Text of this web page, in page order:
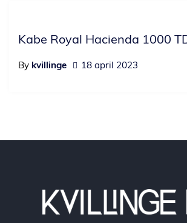
Kabe Royal Hacienda 1000
By kvillinge 18 april 2023